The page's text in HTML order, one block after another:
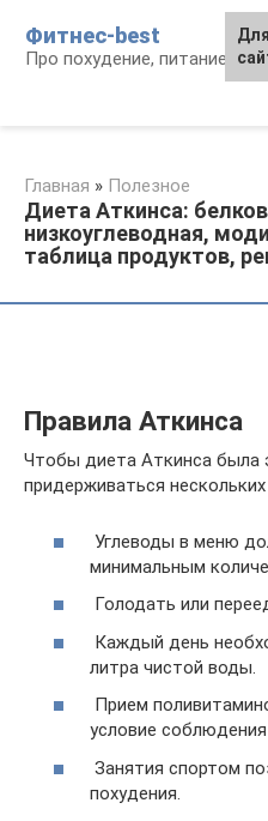
контенту
Фитнес-best
Про похудение, питание и
Главная » Полезное
Диета Аткинса:
низкоуглеводная,
таблица продуктов,
Правила Аткинса
Чтобы диета Аткинса была
придерживаться нескольких
Углеводы в меню
минимальным
Голодать или
Каждый день
литра чистой воды.
Прием
условие
Занятия спортом
похудения.